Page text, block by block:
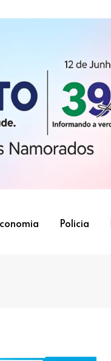
Policia